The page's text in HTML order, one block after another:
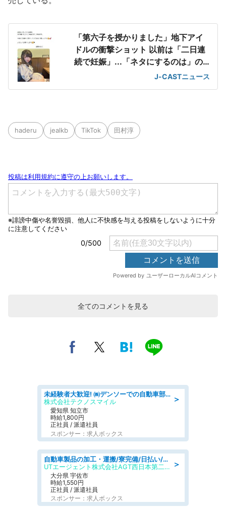
「第六子を授かりました」地下アイ
ドルの衝撃ショット 以前は「二日連
続で妊娠」...「ネタにするのは」の
J-CASTニュース
haderu jealkb TikTok 田村淳
全てのコメントを見る
＞
未経験者大歓迎! ㈱デンソーでの自動車部品の組立作業 denso aichi
株式会社テクノスマイル
愛知県 知立市
時給1,800円
正社員 / 派遣社員
スポンサー：求人ボックス
＞
自動車製品の加工・運搬/寮完備/日払い/工場・製造
UTエージェント株式会社AGT西日本第二CU
大分県 宇佐市
時給1,550円
正社員 / 派遣社員
スポンサー：求人ボックス